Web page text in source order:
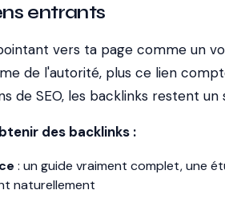
entrants
vers ta page comme un
de l'autorité, plus ce lien
de SEO, les backlinks restent un
des backlinks :
: un guide vraiment complet, une
naturellement